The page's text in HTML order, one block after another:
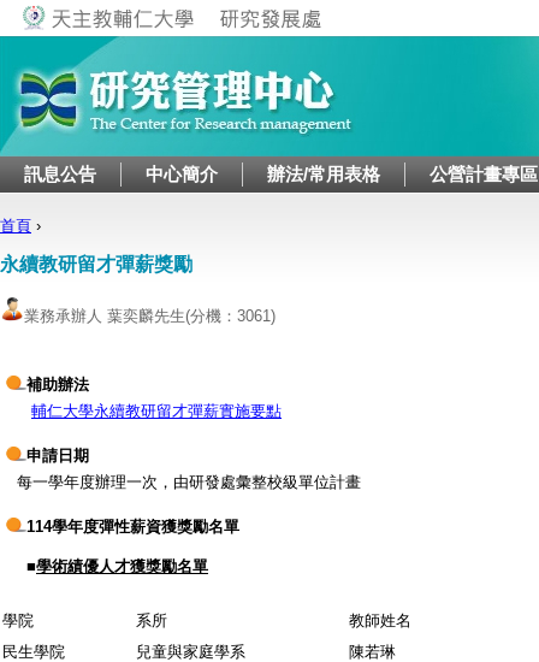
Jump to navigation
訊息公告 中心簡介 辦法/常用表格 公營計畫專區
您在這裡
首頁 ›
永續教研留才彈薪獎勵
業務承辦人 葉奕麟先生(分機：3061)
補助辦法
輔仁大學永續教研留才彈薪實施要點
申請日期
每一學年度辦理一次，由研發處彙整校級單位計畫
114學年度彈性薪資獲獎勵名單
■學術績優人才獲獎勵名單
學院 系所
教師姓名
民生學院
兒童與家庭學系
陳若琳